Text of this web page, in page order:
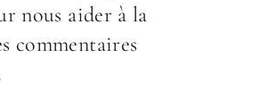
nous aider à la
commentaires